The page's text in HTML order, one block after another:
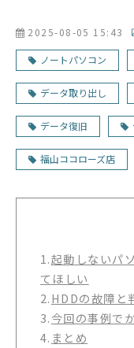
2025-08-05 15:43
ノートパソコン
データ取り出し
データ復旧
福山ココローズ店
1.起動しないパ
てほしい
2.HDDの故障と
3.今回の事例で
4. まとめ